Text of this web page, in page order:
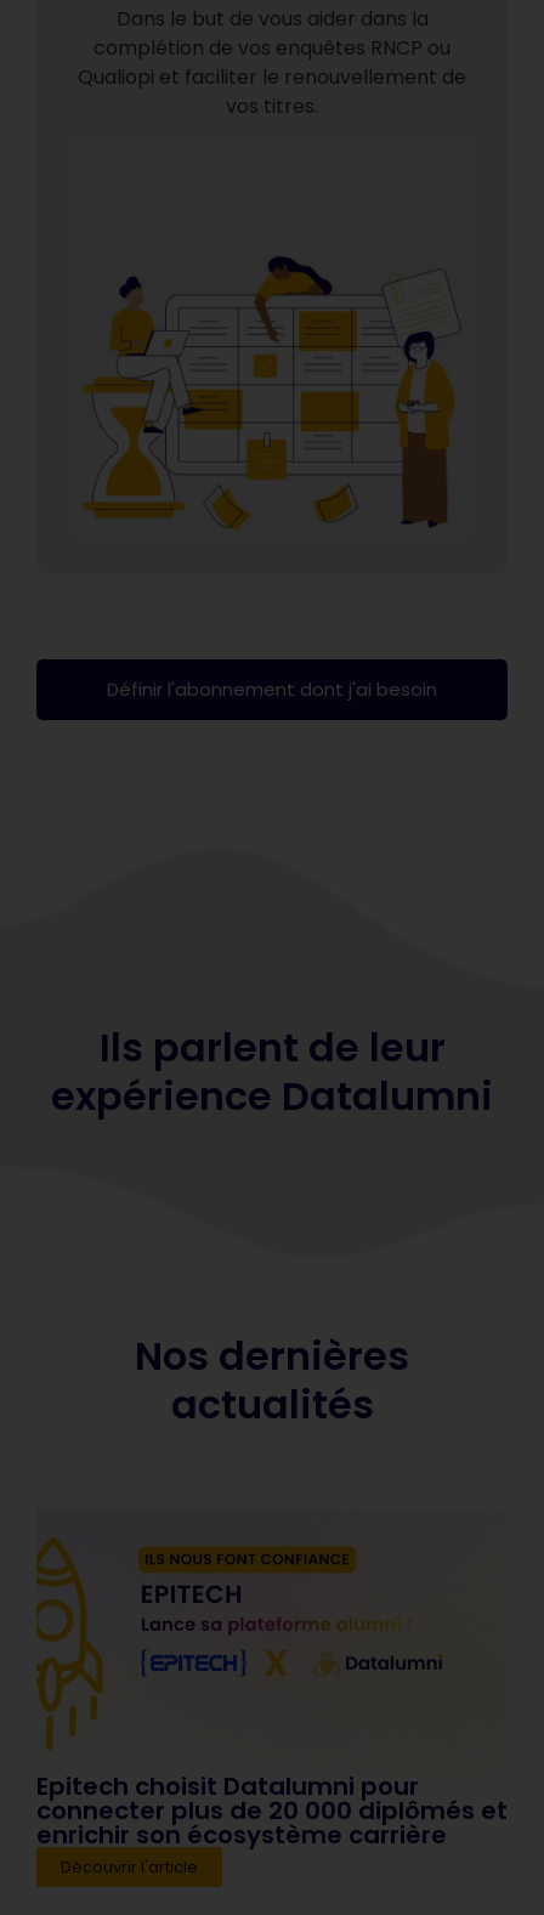
Dans le but de vous aider dans la
complétion de vos enquêtes RNCP ou
Qualiopi et faciliter le renouvellement de
vos titres.
Définir l'abonnement dont j'ai besoin
Ils parlent de leur
expérience Datalumni
Nos dernières
actualités
Epitech choisit Datalumni pour
connecter plus de 20 000 diplômés et
enrichir son écosystème carrière
Découvrir l'article